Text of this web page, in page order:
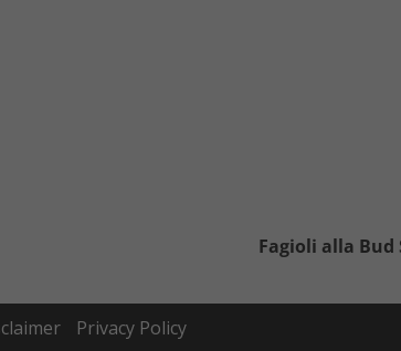
Fagioli alla Bud
Privacy Policy